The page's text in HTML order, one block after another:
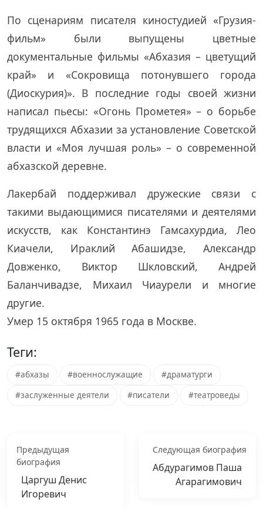
По сценариям писателя киностудией «Грузия-
фильм» были выпущены цветные
документальные фильмы «Абхазия – цветущий
край» и «Сокровища потонувшего города
(Диоскурия)». В последние годы своей жизни
написал пьесы: «Огонь Прометея» – о борьбе
трудящихся Абхазии за установление Советской
власти и «Моя лучшая роль» – о современной
абхазской деревне.
Лакербай поддерживал дружеские связи с
такими выдающимися писателями и деятелями
искусств, как Константинэ Гамсахурдиа, Лео
Киачели, Ираклий Абашидзе, Александр
Довженко, Виктор Шкловский, Андрей
Баланчивадзе, Михаил Чиаурели и многие
другие.
Умер 15 октября 1965 года в Москве.
Теги:
#абхазы #военнослужащие
#драматурги
#заслуженные деятели
#писатели #театроведы
Предыдущая
биография
Царгуш Денис
Игоревич
Следующая биография
Абдурагимов Паша
Агарагимович